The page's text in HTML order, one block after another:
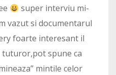
super interviu mi-
vazut si documentarul
foarte interesant il
tuturor,pot spune ca
mintile celor